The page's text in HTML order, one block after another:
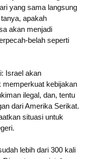
yang sama langsung
apakah
akan menjadi
belah seperti
Israel akan
memperkuat kebijakan
ilegal, dan, tentu
dari Amerika Serikat.
situasi untuk
lebih dari 300 kali